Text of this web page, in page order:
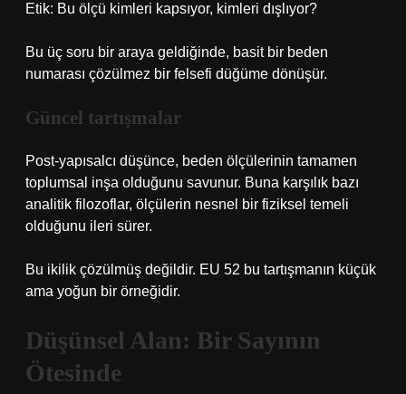
Etik: Bu ölçü kimleri kapsıyor, kimleri dışlıyor?
Bu üç soru bir araya geldiğinde, basit bir beden
numarası çözülmez bir felsefi düğüme dönüşür.
Güncel tartışmalar
Post-yapısalcı düşünce, beden ölçülerinin tamamen
toplumsal inşa olduğunu savunur. Buna karşılık bazı
analitik filozoflar, ölçülerin nesnel bir fiziksel temeli
olduğunu ileri sürer.
Bu ikilik çözülmüş değildir. EU 52 bu tartışmanın küçük
ama yoğun bir örneğidir.
Düşünsel Alan: Bir Sayının
Ötesinde